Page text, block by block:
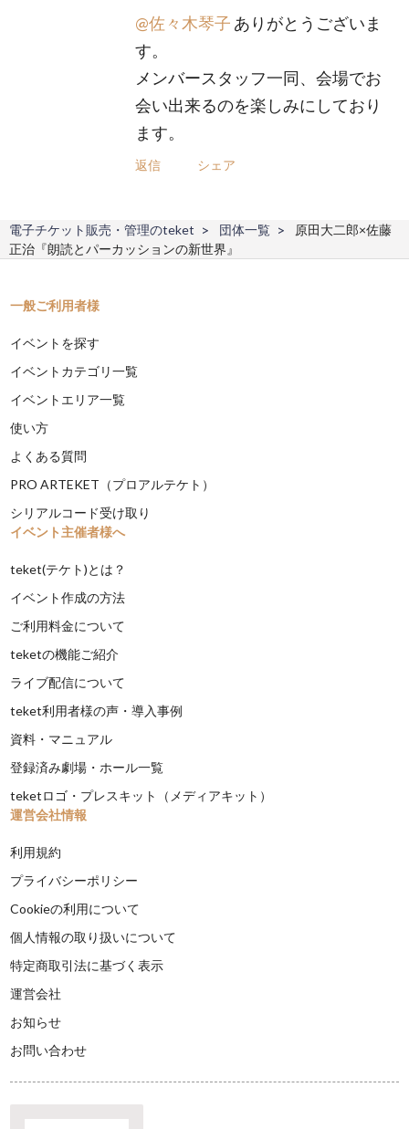
@佐々木琴子 ありがとうございま
す。
メンバースタッフ一同、会場でお
会い出来るのを楽しみにしており
ます。
返信 シェア
電子チケット販売・管理のteket 団体一覧
原田大二郎×佐藤
正治『朗読とパーカッションの新世界』
一般ご利用者様
イベントを探す
イベントカテゴリ一覧
イベントエリア一覧
使い方
よくある質問
PRO ARTEKET（プロアルテケト）
シリアルコード受け取り
イベント主催者様へ
teket(テケト)とは？
イベント作成の方法
ご利用料金について
teketの機能ご紹介
ライブ配信について
teket利用者様の声・導入事例
資料・マニュアル
登録済み劇場・ホール一覧
teketロゴ・プレスキット（メディアキット）
運営会社情報
利用規約
プライバシーポリシー
Cookieの利用について
個人情報の取り扱いについて
特定商取引法に基づく表示
運営会社
お知らせ
お問い合わせ